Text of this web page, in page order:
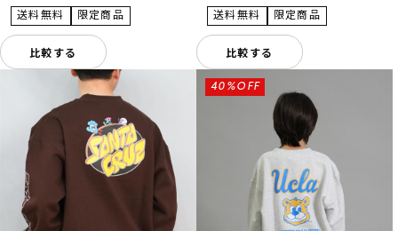
比較する 比較する
40%OFF